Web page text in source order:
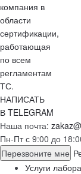
НАПИСАТЬ
В TELEGRAM
Наша почта:
Пн-Пт с 9:00 до
Перезвоните мне
Услуги